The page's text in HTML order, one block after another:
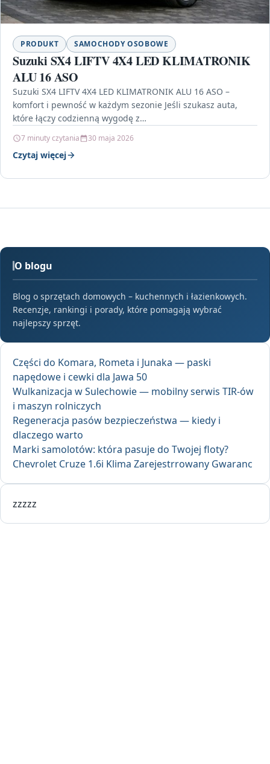
PRODUKT SAMOCHODY OSOBOWE
Suzuki SX4 LIFTV 4X4 LED KLIMATRONIK
ALU 16 ASO
Suzuki SX4 LIFTV 4X4 LED KLIMATRONIK ALU 16 ASO –
komfort i pewność w każdym sezonie Jeśli szukasz auta,
które łączy codzienną wygodę z…
7 minuty czytania 30 maja 2026
Czytaj więcej
O blogu
Blog o sprzętach domowych – kuchennych i łazienkowych.
Recenzje, rankingi i porady, które pomagają wybrać
najlepszy sprzęt.
Części do Komara, Rometa i Junaka — paski
napędowe i cewki dla Jawa 50
Wulkanizacja w Sulechowie — mobilny serwis TIR-ów
i maszyn rolniczych
Regeneracja pasów bezpieczeństwa — kiedy i
dlaczego warto
Marki samolotów: która pasuje do Twojej floty?
Chevrolet Cruze 1.6i Klima Zarejestrrowany Gwaranc
zzzzz